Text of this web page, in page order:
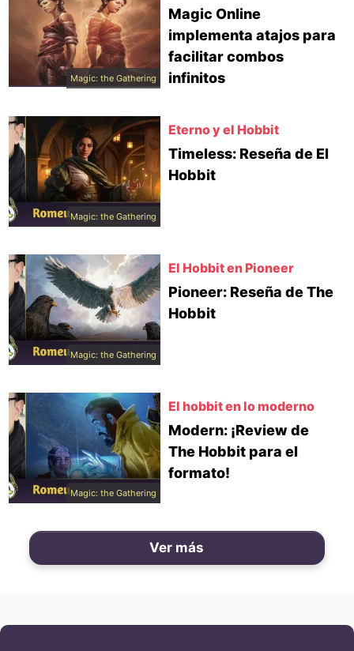
Magic: the Gathering
Magic Online
implementa atajos para
facilitar combos
infinitos
Magic: the Gathering
Eterno y el Hobbit
Timeless: Reseña de El
Hobbit
Magic: the Gathering
El Hobbit en Pioneer
Pioneer: Reseña de The
Hobbit
Magic: the Gathering
El hobbit en lo moderno
Modern: ¡Review de
The Hobbit para el
formato!
Ver más